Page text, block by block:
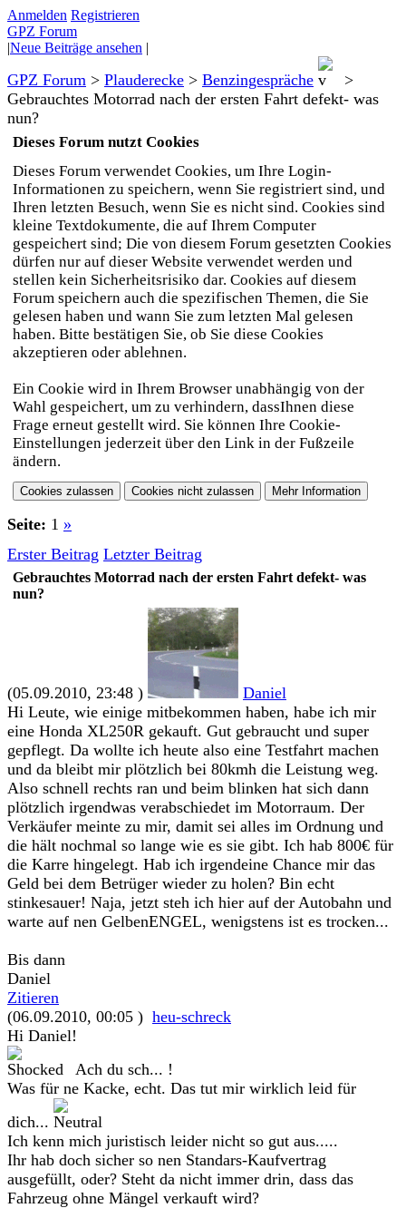
Anmelden Registrieren
GPZ Forum
|Neue Beiträge ansehen |
GPZ Forum > Plauderecke > Benzingespräche
>
Gebrauchtes Motorrad nach der ersten Fahrt defekt- was
nun?
Dieses Forum nutzt Cookies
Dieses Forum verwendet Cookies, um Ihre Login-
Informationen zu speichern, wenn Sie registriert sind, und
Ihren letzten Besuch, wenn Sie es nicht sind. Cookies sind
kleine Textdokumente, die auf Ihrem Computer
gespeichert sind; Die von diesem Forum gesetzten Cookies
dürfen nur auf dieser Website verwendet werden und
stellen kein Sicherheitsrisiko dar. Cookies auf diesem
Forum speichern auch die spezifischen Themen, die Sie
gelesen haben und wann Sie zum letzten Mal gelesen
haben. Bitte bestätigen Sie, ob Sie diese Cookies
akzeptieren oder ablehnen.
Ein Cookie wird in Ihrem Browser unabhängig von der
Wahl gespeichert, um zu verhindern, dassIhnen diese
Frage erneut gestellt wird. Sie können Ihre Cookie-
Einstellungen jederzeit über den Link in der Fußzeile
ändern.
Seite: 1 »
Erster Beitrag Letzter Beitrag
Gebrauchtes Motorrad nach der ersten Fahrt defekt- was
nun?
(05.09.2010, 23:48 )
Daniel
Hi Leute, wie einige mitbekommen haben, habe ich mir
eine Honda XL250R gekauft. Gut gebraucht und super
gepflegt. Da wollte ich heute also eine Testfahrt machen
und da bleibt mir plötzlich bei 80kmh die Leistung weg.
Also schnell rechts ran und beim blinken hat sich dann
plötzlich irgendwas verabschiedet im Motorraum. Der
Verkäufer meinte zu mir, damit sei alles im Ordnung und
die hält nochmal so lange wie es sie gibt. Ich hab 800€ für
die Karre hingelegt. Hab ich irgendeine Chance mir das
Geld bei dem Betrüger wieder zu holen? Bin echt
stinkesauer! Naja, jetzt steh ich hier auf der Autobahn und
warte auf nen GelbenENGEL, wenigstens ist es trocken...
Bis dann
Daniel
Zitieren
(06.09.2010, 00:05 ) heu-schreck
Hi Daniel!
Ach du sch... !
Was für ne Kacke, echt. Das tut mir wirklich leid für
dich...
Ich kenn mich juristisch leider nicht so gut aus.....
Ihr hab doch sicher so nen Standars-Kaufvertrag
ausgefüllt, oder? Steht da nicht immer drin, dass das
Fahrzeug ohne Mängel verkauft wird?